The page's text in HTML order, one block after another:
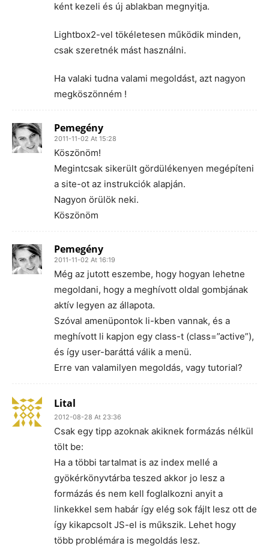
ként kezeli és új ablakban megnyitja.
Lightbox2-vel tökéletesen működik minden,
csak szeretnék mást használni.
Ha valaki tudna valami megoldást, azt nagyon
megköszönném !
Pemegény
2011-11-02 At 15:28
Köszönöm!
Megintcsak sikerült gördülékenyen megépíteni
a site-ot az instrukciók alapján.
Nagyon örülök neki.
Köszönöm
Pemegény
2011-11-02 At 16:19
Még az jutott eszembe, hogy hogyan lehetne
megoldani, hogy a meghívott oldal gombjának
aktív legyen az állapota.
Szóval amenüpontok li-kben vannak, és a
meghívott li kapjon egy class-t (class=”active”),
és így user-baráttá válik a menü.
Erre van valamilyen megoldás, vagy tutorial?
Lital
2012-08-28 At 23:36
Csak egy tipp azoknak akiknek formázás nélkül
tölt be:
Ha a többi tartalmat is az index mellé a
gyökérkönyvtárba teszed akkor jo lesz a
formázás és nem kell foglalkozni anyit a
linkekkel sem habár így elég sok fájlt lesz ott de
így kikapcsolt JS-el is műkszik. Lehet hogy
több problémára is megoldás lesz.